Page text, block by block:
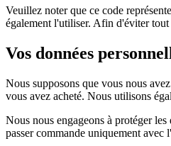
Veuillez noter que ce code
également l'utiliser. Afin d'éviter tout
Vos données
Nous supposons que vous nous
vous avez acheté. Nous utilisons
Nous nous engageons à protéger
passer commande uniquement avec